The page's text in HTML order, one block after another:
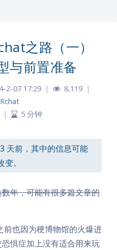
之路（一）
前置准备
2-07 17:29 | 8,119
|
| 5 分钟
天前，其中的信息可能
。
年，可能有很多篇文章的
前也因为梗博物馆的火爆进
惧症加上没有适合用来玩